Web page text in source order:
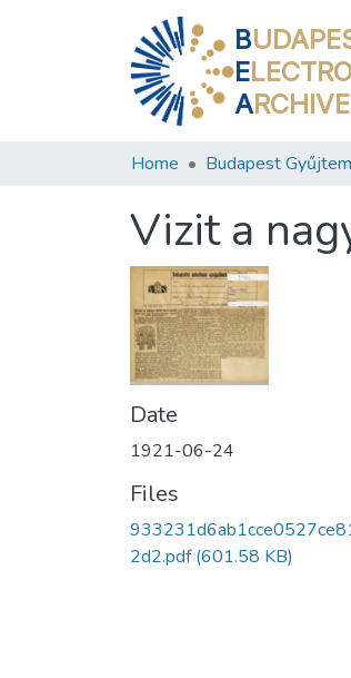
B
E
ARCHIVE
Home Budapest
Vizit a
Date
1921-06-24
Files
2d2.pdf(601.58 KB)